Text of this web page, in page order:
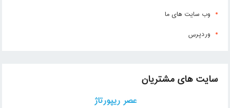
وب سایت های ما
وردپرس
سایت های مشتریان
عصر ریپورتاژ